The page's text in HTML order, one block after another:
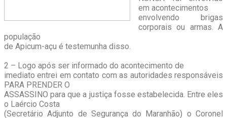
em acontecimentos
envolvendo brigas
corporais ou armas. A
população
de Apicum-açu é testemunha disso.
2 – Logo após ser informado do acontecimento de
imediato entrei em contato com as autoridades responsáveis
PARA PRENDER O
ASSASSINO para que a justiça fosse estabelecida. Entre eles
o Laércio Costa
(Secretário Adjunto de Segurança do Maranhão) o Coronel